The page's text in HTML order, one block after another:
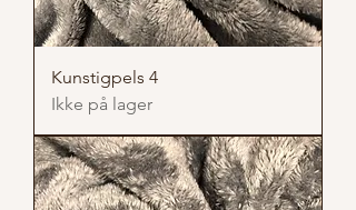
Kunstigpels 4
Ikke på lager